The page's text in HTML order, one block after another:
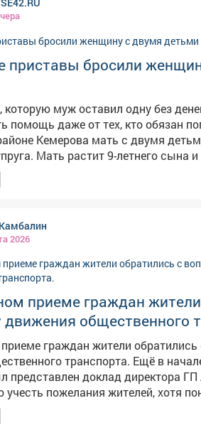
приставы бросили
которую муж оставил одну без
помощь даже от тех, кто обязан
Кемерова мать с двумя
Мать растит 9-летнего сына
не платил,а силовики не
судебных приставов
Надзорный орган внёс представление
управления приставов в
действия активизировались,
ответственности, а с бывшего
алиментов.
2026
приеме граждан
движения общественного
граждан жители
транспорта. Ещё в
представлен доклад директора ГП
учесть пожелания жителей, хотя
- можно. Также на этом приеме рассмотрели
дворов, капитального